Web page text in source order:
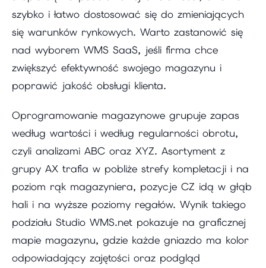
szybko i łatwo dostosować się do zmieniających
się warunków rynkowych. Warto zastanowić się
nad wyborem WMS SaaS, jeśli firma chce
zwiększyć efektywność swojego magazynu i
poprawić jakość obsługi klienta.
Oprogramowanie magazynowe grupuje zapas
według wartości i według regularności obrotu,
czyli analizami ABC oraz XYZ. Asortyment z
grupy AX trafia w pobliże strefy kompletacji i na
poziom rąk magazyniera, pozycje CZ idą w głąb
hali i na wyższe poziomy regałów. Wynik takiego
podziału Studio WMS.net pokazuje na graficznej
mapie magazynu, gdzie każde gniazdo ma kolor
odpowiadający zajętości oraz podgląd